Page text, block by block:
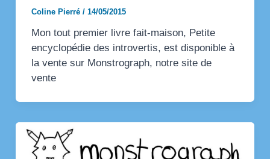
Coline Pierré / 14/05/2015
Mon tout premier livre fait-maison, Petite
encyclopédie des introvertis, est disponible à
la vente sur Monstrograph, notre site de
vente